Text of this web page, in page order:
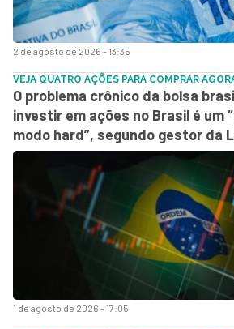
2 de agosto de 2026 - 13:35
1 de agosto de 2026 - 17:05
VEJA QUATRO AÇÕES PARA COMPRAR
O problema crônico da bolsa
investir em ações no Brasil é um
modo hard”, segundo gestor da